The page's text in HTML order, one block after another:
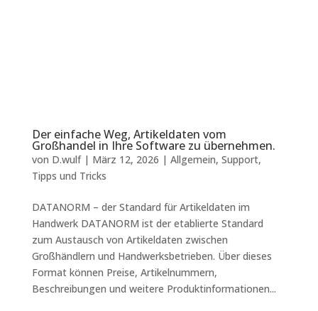
Der einfache Weg, Artikeldaten vom
Großhandel in Ihre Software zu übernehmen.
von D.wulf| März 12, 2026 | Allgemein, Support,
Tipps und Tricks
DATANORM – der Standard für Artikeldaten im
Handwerk DATANORM ist der etablierte Standard
zum Austausch von Artikeldaten zwischen
Großhändlern und Handwerksbetrieben. Über dieses
Format können Preise, Artikelnummern,
Beschreibungen und weitere Produktinformationen...